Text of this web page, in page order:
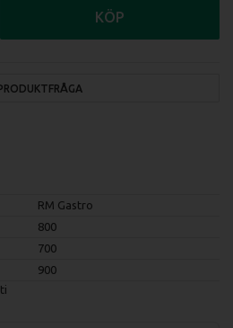
KÖP
RM Gastro
800
700
900